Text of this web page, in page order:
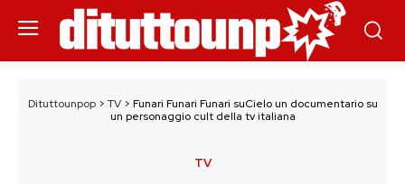
Dituttounpop> TV> Funari Funari Funari suCielo un documentario su
un personaggio cult della tv italiana
TV